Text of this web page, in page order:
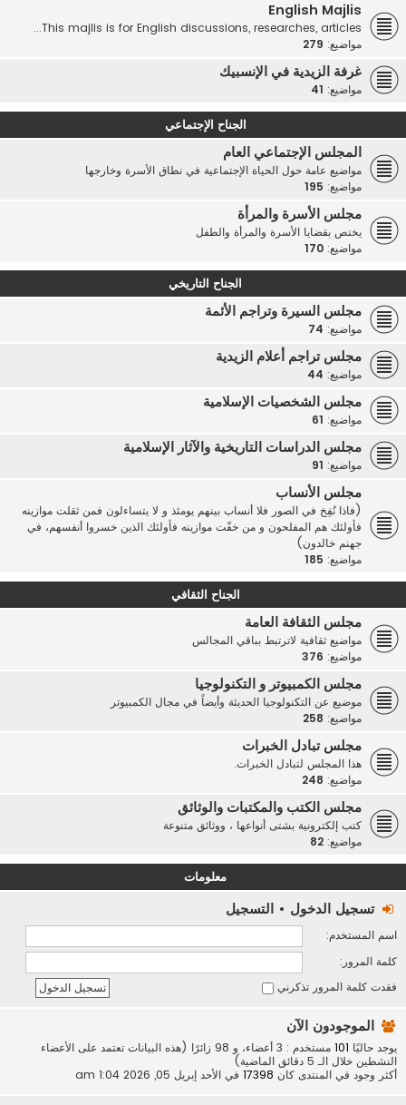
English Majlis
This majlis is for English discussions, researches, articles...
مواضيع: 279
غرفة الزيدية في الإنسبيك
مواضيع: 41
الجناح الإجتماعي
المجلس الإجتماعي العام
مواضيع عامة حول الحياة الإجتماعية في نطاق الأسرة وخارجها
مواضيع: 195
مجلس الأسرة والمرأة
يختص بقضايا الأسرة والمرأة والطفل
مواضيع: 170
الجناح التاريخي
مجلس السيرة وتراجم الأئمة
مواضيع: 74
مجلس تراجم أعلام الزيدية
مواضيع: 44
مجلس الشخصيات الإسلامية
مواضيع: 61
مجلس الدراسات التاريخية والآثار الإسلامية
مواضيع: 91
مجلس الأنساب
(فاذا نُفِخ في الصور فلا أنساب بينهم يومئذ و لا يتساءلون فمن ثقلت موازينه
فأولئك هم المفلحون و من خفّت موازينه فأولئك الذين خسروا أنفسهم، في
جهنم خالدون)
مواضيع: 185
الجناح الثقافي
مجلس الثقافة العامة
مواضيع ثقافية لاترتبط بباقي المجالس
مواضيع: 376
مجلس الكمبيوتر و التكنولوجيا
موضيع عن التكنولوجيا الحديثة وأيضاً في مجال الكمبيوتر
مواضيع: 258
مجلس تبادل الخبرات
هذا المجلس لتبادل الخبرات.
مواضيع: 248
مجلس الكتب والمكتبات والوثائق
كتب إلكترونية بشتى أنواعها ، ووثائق متنوعة
مواضيع: 82
معلومات
تسجيل الدخول • التسجيل
اسم المستخدم:
كلمة المرور:
فقدت كلمة المرور تذكرني
الموجودون الآن
يوجد حاليًا 101
مستخدم : 3 أعضاء، و 98 زائرًا (هذه البيانات تعتمد على الأعضاء
النشطين خلال الـ 5 دقائق الماضية)
أكثر وجود في المنتدى كان 17398 في الأحد إبريل 05, 2026 1:04 am